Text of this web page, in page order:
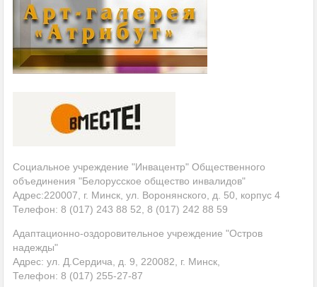
Социальное учреждение "Инвацентр" Общественного
объединения "Белорусское общество инвалидов"
Адрес:220007, г. Минск, ул. Воронянского, д. 50, корпус 4
Телефон: 8 (017) 243 88 52, 8 (017) 242 88 59
Адаптационно-оздоровительное учреждение "Остров
надежды"
Адрес: ул. Д.Сердича, д. 9, 220082, г. Минск,
Телефон: 8 (017) 255-27-87